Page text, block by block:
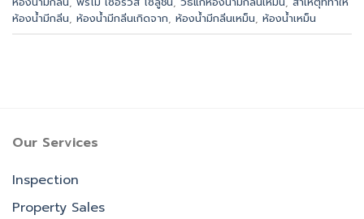
ห้องน้ำมีกลิ่น, ห้องน้ำมีกลิ่นเกิดจาก, ห้องน้ำมีกลิ่นเหม็น, ห้องน้ำเหม็น
Our Services
Inspection
Property Sales